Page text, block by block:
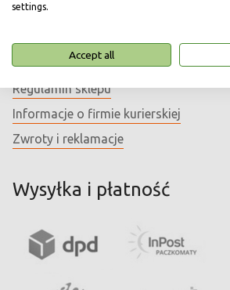
Akceptowane formy płatności
Leki OTC
Regulamin sklepu
Informacje o firmie kurierskiej
Zwroty i reklamacje
Wysyłka i płatność
settings.
Accept all